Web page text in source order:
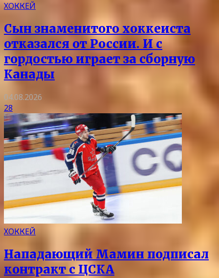
ХОККЕЙ
Сын знаменитого хоккеиста
отказался от России. И с
гордостью играет за сборную
Канады
04.08.2026
28
ХОККЕЙ
Нападающий Мамин подписал
контракт с ЦСКА